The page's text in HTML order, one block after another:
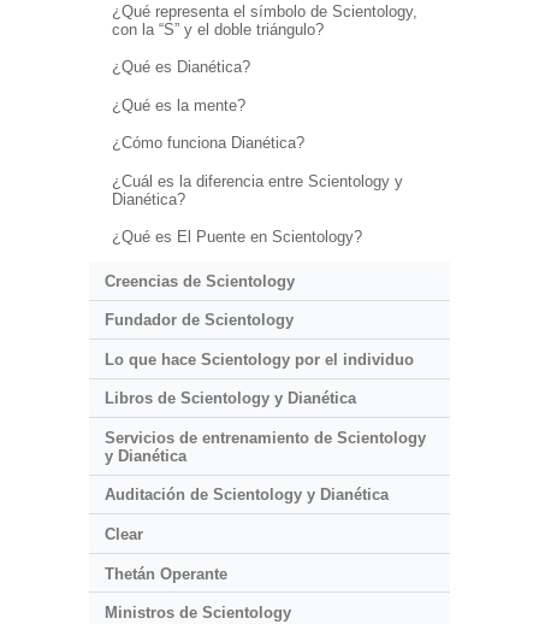
¿Qué representa el símbolo de Scientology,
con la “S” y el doble triángulo?
¿Qué es Dianética?
¿Qué es la mente?
¿Cómo funciona Dianética?
¿Cuál es la diferencia entre Scientology y
Dianética?
¿Qué es El Puente en Scientology?
Creencias de Scientology
Fundador de Scientology
Lo que hace Scientology por el individuo
Libros de Scientology y Dianética
Servicios de entrenamiento de Scientology
y Dianética
Auditación de Scientology y Dianética
Clear
Thetán Operante
Ministros de Scientology